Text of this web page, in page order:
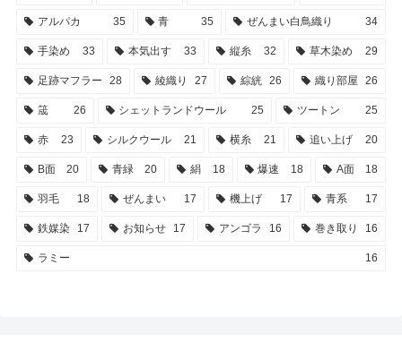
アルパカ 35 青 35 ぜんまい白鳥織り 34
手染め 33 本気出す 33 縦糸 32 草木染め 29
足跡マフラー 28 綾織り 27 綜絖 26 織り部屋 26
筬 26 シェットランドウール 25 ツートン 25
赤 23 シルクウール 21 横糸 21 追い上げ 20
B面 20 青緑 20 絹 18 爆速 18 A面 18
羽毛 18 ぜんまい 17 機上げ 17 青系 17
鉄媒染 17 お知らせ 17 アンゴラ 16 巻き取り 16
ラミー 16